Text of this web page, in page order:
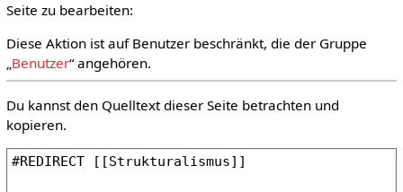
Seite zu bearbeiten:
Diese Aktion ist auf Benutzer beschränkt, die der Gruppe
„Benutzer“ angehören.
Du kannst den Quelltext dieser Seite betrachten und
kopieren.